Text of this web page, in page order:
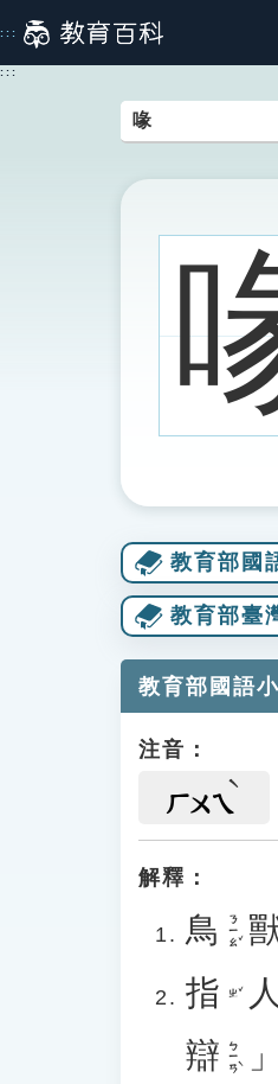
到
主
:::
:::
教育部國
教育部臺
教育部國語
注音：
ㄏㄨㄟ
解釋：
鳥 ㄋㄧㄠˇ
指
ㄓˇ 人
辯 ㄅㄧㄢˋ